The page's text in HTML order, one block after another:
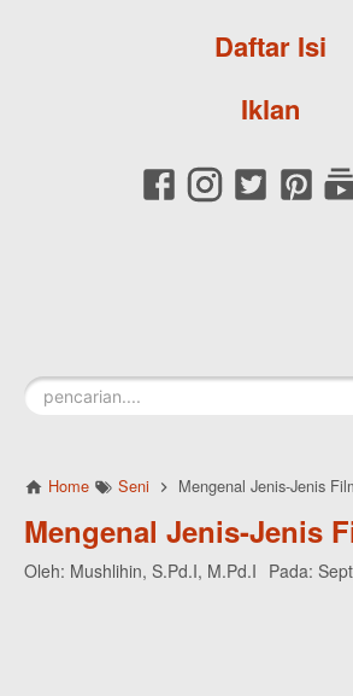
Daftar Isi
Iklan
Home Seni Mengenal Jenis-Jenis
Mengenal Jenis-Jenis
Oleh: Mushlihin, S.Pd.I, M.Pd.I Pada: